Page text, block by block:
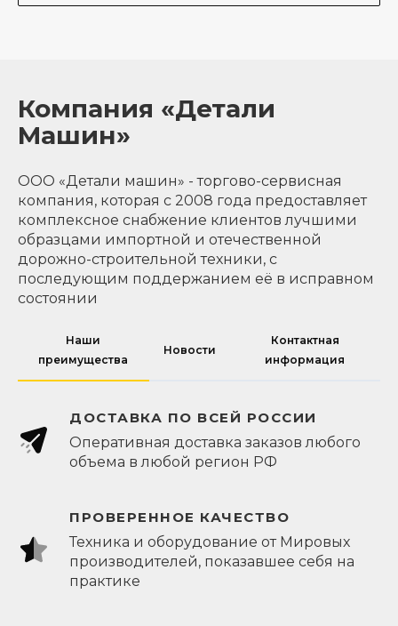
Компания «Детали
Машин»
ООО «Детали машин» - торгово-сервисная
компания, которая с 2008 года предоставляет
комплексное снабжение клиентов лучшими
образцами импортной и отечественной
дорожно-строительной техники, с
последующим поддержанием её в исправном
состоянии
Наши
преимущества
Новости
Контактная
информация
ДОСТАВКА ПО ВСЕЙ РОССИИ
Оперативная доставка заказов любого
объема в любой регион РФ
ПРОВЕРЕННОЕ КАЧЕСТВО
Техника и оборудование от Мировых
производителей, показавшее себя на
практике